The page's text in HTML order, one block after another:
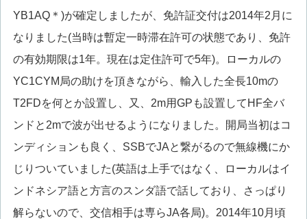
YB1AQ＊)が確定しましたが、免許証交付は2014年2月に
なりました(当時は暫定一時滞在許可の状態であり、免許
の有効期限は1年。現在は定住許可で5年)。ローカルの
YC1CYM局の助けを頂きながら、輸入した全長10mの
T2FDを何とか設置し、又、2m用GPも設置してHF全バ
ンドと2mで波が出せるようになりました。開局当初はコ
ンディションも良く、SSBでJAと繋がるので無線機にか
じりついていました(英語は上手ではなく、ローカルはイ
ンドネシア語と方言のスンダ語で話しており、さっぱり
解らないので、交信相手は専らJA各局)。2014年10月頃